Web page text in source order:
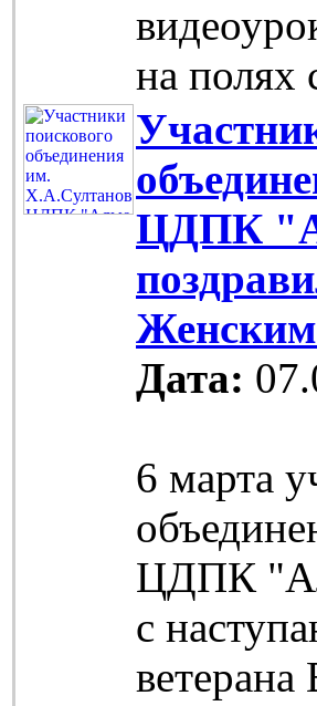
на полях
ЦДПК
Дата:
6 марта
ЦДПК
с